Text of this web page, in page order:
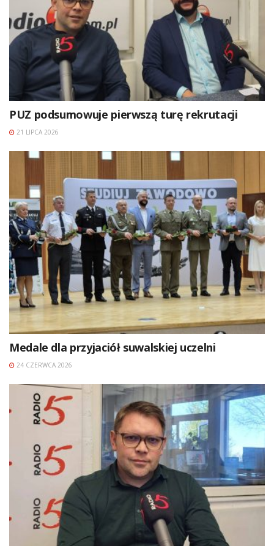
PUZ podsumowuje pierwszą turę rekrutacji
21 LIPCA 2026
Medale dla przyjaciół suwalskiej uczelni
24 CZERWCA 2026